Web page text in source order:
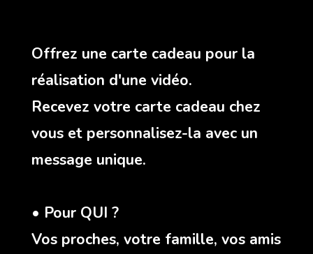
Offrez une carte cadeau pour la
réalisation d'une vidéo.
Recevez votre carte cadeau chez
vous et personnalisez-la avec un
message unique.
• Pour QUI ?
Vos proches, votre famille, vos amis